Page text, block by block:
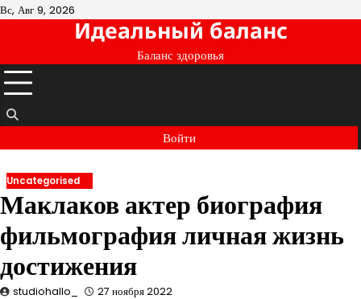
Перейти
Вс, Авг 9, 2026
Идеальный баланс
Баланс здоровья
Войти
Uncategorised
Маклаков актер биография
фильмография личная жизнь
достижения
studiohallo_ 27 ноября 2022